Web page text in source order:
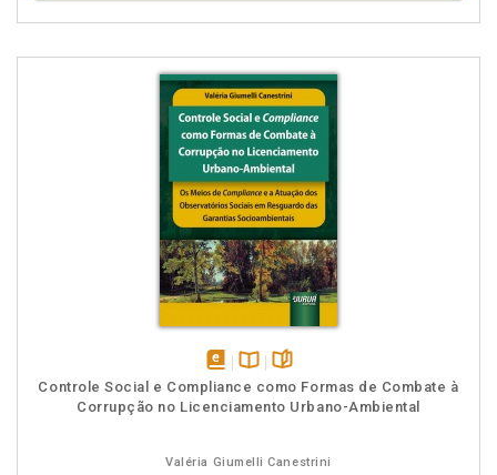
disponível
em
Disponível
na
páginas
Controle Social e Compliance como Formas de Combate à
Corrupção no Licenciamento Urbano-Ambiental
Valéria Giumelli Canestrini